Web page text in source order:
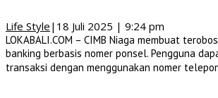
Life Style | 18 Juli 2025 | 9:24 pm
LOKABALI.COM – CIMB Niaga membuat
banking berbasis nomer ponsel. Pengguna
transaksi dengan menggunakan nomer